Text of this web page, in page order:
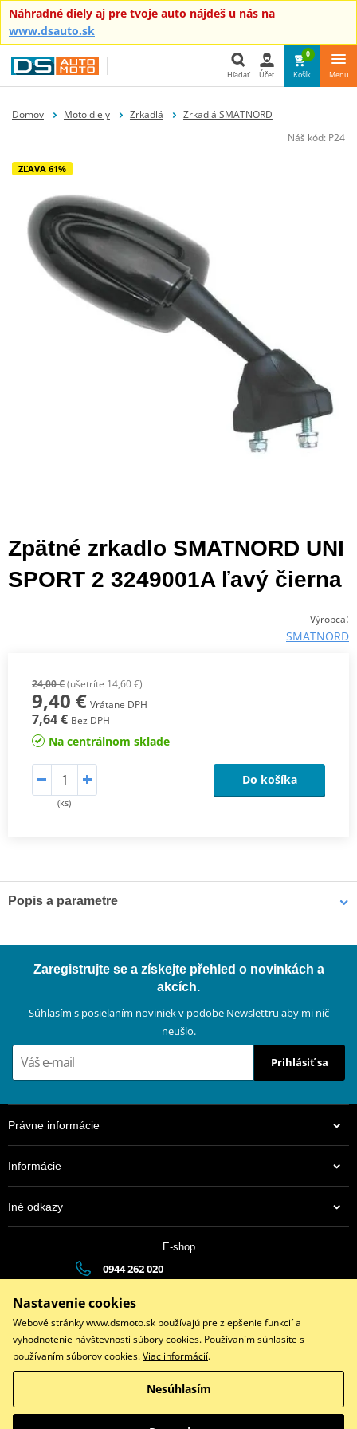
Náhradné diely aj pre tvoje auto nájdeš u nás na
www.dsauto.sk
Hľadať Účet
0
Košík Menu
Domov Moto diely Zrkadlá
Zrkadlá SMATNORD
Náš kód: P24
ZĽAVA 61%
Zpätné zrkadlo SMATNORD UNI
SPORT 2 3249001A ľavý čierna
Výrobca:
SMATNORD
24,00 €(ušetríte 14,60 €)
9,40 € Vrátane DPH
7,64 € Bez DPH
Na centrálnom sklade
(ks)
Do košíka
Popis a parametre
čierna
Závit
2xM6, pravý
NIE
Zaregistrujte se a získejte přehled o novinkách a
akcích.
Súhlasím s posielaním noviniek v podobe Newslettru aby mi nič
neušlo.
Prihlásiť sa
Právne informácie
Informácie
Iné odkazy
E-shop
0944 262 020
Po-Pia (8:00 - 17:00) | So (9:00 - 12:00)
Facebook Instagram
Copyright © 2026 www.dsmoto.sk
Všetky práva vyhradené
Nastavenie cookies
Webové stránky www.dsmoto.sk používajú pre zlepšenie funkcií a
vyhodnotenie návštevnosti súbory cookies. Používaním súhlasíte s
používaním súborov cookies.Viac informácií.
Nesúhlasím